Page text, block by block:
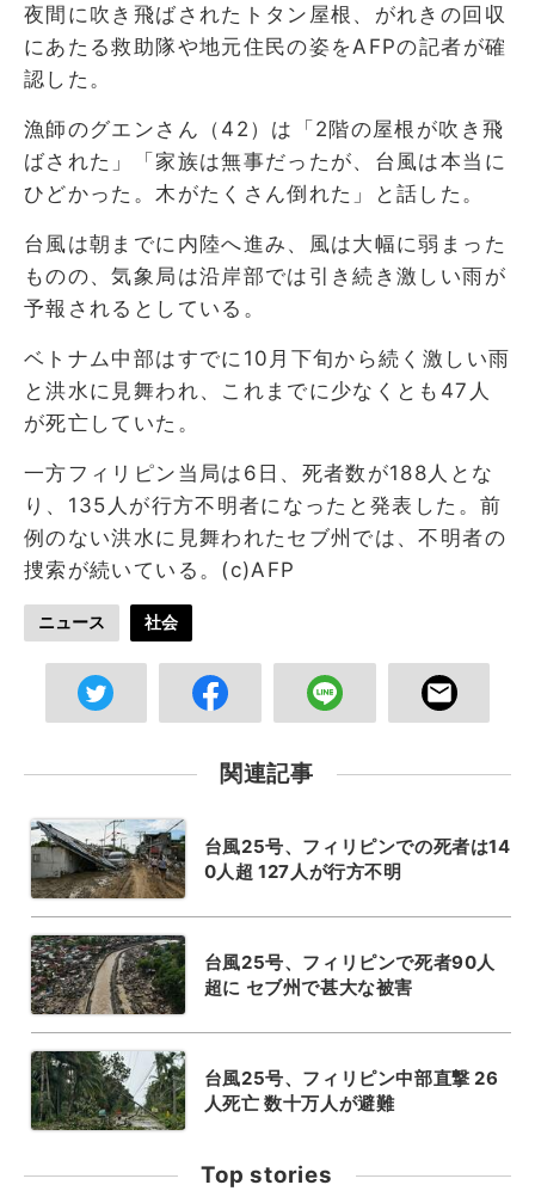
夜間に吹き飛ばされたトタン屋根、がれきの回収
にあたる救助隊や地元住民の姿をAFPの記者が確
認した。
漁師のグエンさん（42）は「2階の屋根が吹き飛
ばされた」「家族は無事だったが、台風は本当に
ひどかった。木がたくさん倒れた」と話した。
台風は朝までに内陸へ進み、風は大幅に弱まった
ものの、気象局は沿岸部では引き続き激しい雨が
予報されるとしている。
ベトナム中部はすでに10月下旬から続く激しい雨
と洪水に見舞われ、これまでに少なくとも47人
が死亡していた。
一方フィリピン当局は6日、死者数が188人とな
り、135人が行方不明者になったと発表した。前
例のない洪水に見舞われたセブ州では、不明者の
捜索が続いている。(c)AFP
ニュース 社会
関連記事
台風25号、フィリピンでの死者は14
0人超 127人が行方不明
台風25号、フィリピンで死者90人
超に セブ州で甚大な被害
台風25号、フィリピン中部直撃 26
人死亡 数十万人が避難
Top stories